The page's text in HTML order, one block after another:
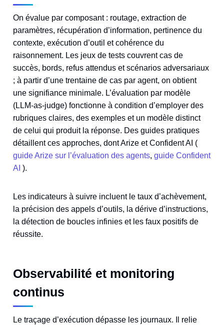
On évalue par composant : routage, extraction de
paramètres, récupération d’information, pertinence du
contexte, exécution d’outil et cohérence du
raisonnement. Les jeux de tests couvrent cas de
succès, bords, refus attendus et scénarios adversariaux
; à partir d’une trentaine de cas par agent, on obtient
une signifiance minimale. L’évaluation par modèle
(LLM-as-judge) fonctionne à condition d’employer des
rubriques claires, des exemples et un modèle distinct
de celui qui produit la réponse. Des guides pratiques
détaillent ces approches, dont Arize et Confident AI (
guide Arize sur l’évaluation des agents, guide Confident
AI ).
Les indicateurs à suivre incluent le taux d’achèvement,
la précision des appels d’outils, la dérive d’instructions,
la détection de boucles infinies et les faux positifs de
réussite.
Observabilité et monitoring
continus
Le traçage d’exécution dépasse les journaux. Il relie